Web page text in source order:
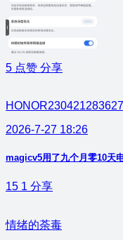
5 点赞 分享
2026-7-27 18:26
magicv5用了九个月零10天
15 1 分享
情绪的荼毒